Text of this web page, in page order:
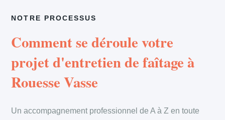
NOTRE PROCESSUS
Comment se déroule votre
projet d'entretien de faîtage à
Rouesse Vasse
Un accompagnement professionnel de A à Z en toute